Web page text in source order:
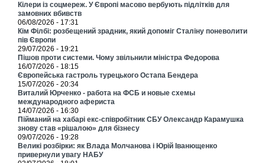
Кілери із соцмереж. У Європі масово вербують підлітків для
замовних вбивств
06/08/2026 - 17:31
Кім Філбі: розбещений зрадник, який допоміг Сталіну поневолити
пів Європи
29/07/2026 - 19:21
Пішов проти системи. Чому звільнили міністра Федорова
16/07/2026 - 18:15
Європейська гастроль турецького Остапа Бендера
15/07/2026 - 20:34
Виталий Юрченко - работа на ФСБ и новые схемы
международного афериста
14/07/2026 - 16:30
Пійманий на хабарі екс-співробітник СБУ Олександр Карамушка
знову став «рішалою» для бізнесу
09/07/2026 - 19:28
Великі розбірки: як Влада Молчанова і Юрій Іванющенко
привернули увагу НАБУ